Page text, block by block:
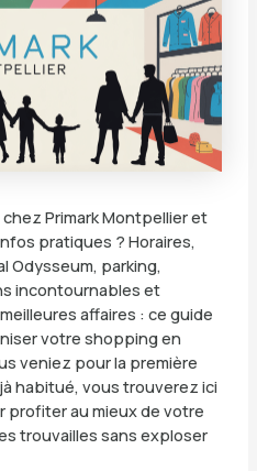
Primark Montpellier et
pratiques ? Horaires,
Odysseum, parking,
incontournables et
affaires : ce guide
votre shopping en
veniez pour la première
habitué, vous trouverez ici
profiter au mieux de votre
trouvailles sans exploser